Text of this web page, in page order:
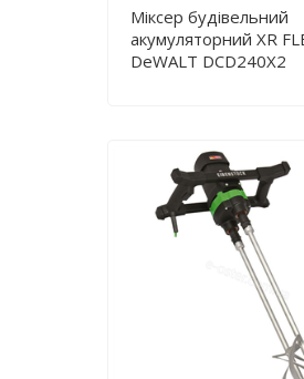
Міксер будівельний
акумуляторний XR
DeWALT DCD240X2